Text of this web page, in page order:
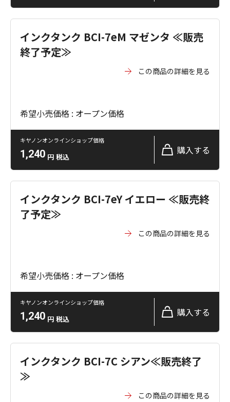
インクタンク BCI-7eM マゼンタ ≪販売
終了予定≫
この商品の詳細を見る
希望小売価格 : オープン価格
キヤノンオンラインショップ価格
1,240 円 税込
購入する
インクタンク BCI-7eY イエロー ≪販売終
了予定≫
この商品の詳細を見る
希望小売価格 : オープン価格
キヤノンオンラインショップ価格
1,240 円 税込
購入する
インクタンク BCI-7C シアン≪販売終了
≫
この商品の詳細を見る